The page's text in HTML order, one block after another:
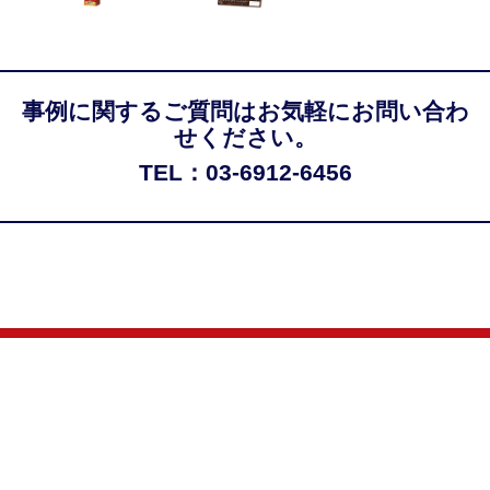
事例に関するご質問はお気軽にお問い合わ
せください。
TEL：03-6912-6456